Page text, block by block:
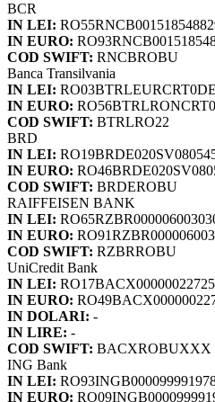
BCR
IN LEI:
IN EURO:
COD SWIFT: RNCBROBU
Banca Transilvania
IN LEI:
IN EURO:
COD SWIFT: BTRLRO22
BRD
IN LEI:
IN EURO:
COD SWIFT: BRDEROBU
RAIFFEISEN BANK
IN LEI:
IN EURO:
COD SWIFT: RZBRROBU
UniCredit Bank
IN LEI:
IN EURO:
IN DOLARI: -
IN LIRE: -
COD SWIFT: BACXROBUXXX
ING Bank
IN LEI:
IN EURO: